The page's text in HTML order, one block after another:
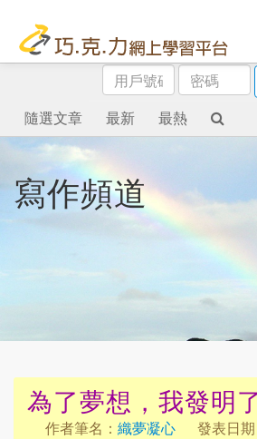
用
戶
號
碼
密
碼
隨選文章
最新 最熱
寫作頻道
為了夢想，我發
作者筆名： 織夢凝心
發表日